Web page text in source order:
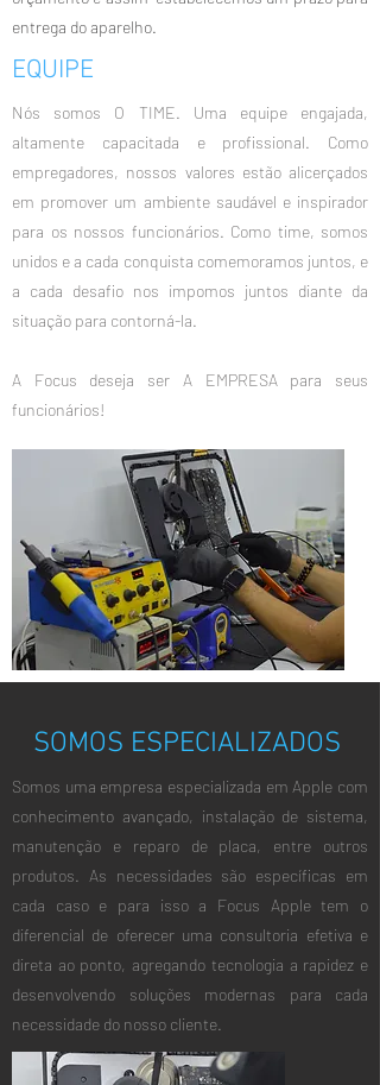
SOMOS ESPECIALIZADOS
Somos uma empresa especializada em Apple com
conhecimento avançado, instalação de sistema,
manutenção e reparo de placa, entre outros
produtos. As necessidades são específicas em
cada caso e para isso a Focus Apple tem o
diferencial de oferecer uma consultoria efetiva e
direta ao ponto, agregando tecnologia a rapidez e
desenvolvendo soluções modernas para cada
necessidade do nosso cliente.
entrega do aparelho.
EQUIPE
Nós somos O TIME. Uma equipe engajada,
altamente capacitada e profissional. Como
empregadores, nossos valores estão alicerçados
em promover um ambiente saudável e inspirador
para os nossos funcionários. Como time, somos
unidos e a cada conquista comemoramos juntos, e
a cada desafio nos impomos juntos diante da
situação para contorná-la.
A Focus deseja ser A EMPRESA para seus
funcionários!